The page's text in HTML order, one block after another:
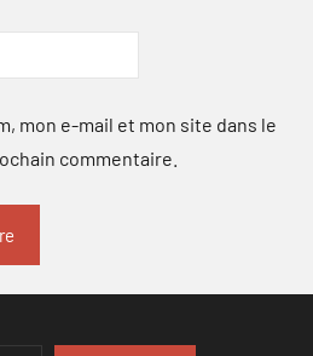
mon e-mail et mon site dans le
commentaire.